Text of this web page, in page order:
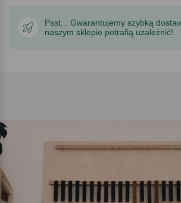
Psst... Gwarantujemy szybką
naszym sklepie potrafią uzależnić!